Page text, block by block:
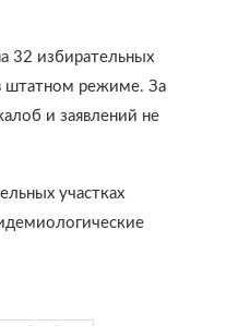
32 избирательных
штатном режиме. За
и заявлений не
участках